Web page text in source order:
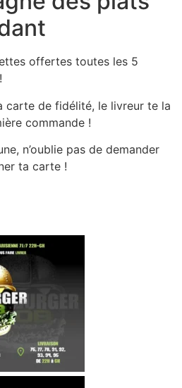
offertes toutes les 5
carte de fidélité, le livreur te la
commande !
n’oublie pas de demander
ta carte !